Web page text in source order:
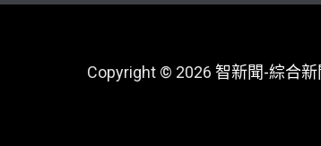
Copyright © 2026 智新聞-綜合新